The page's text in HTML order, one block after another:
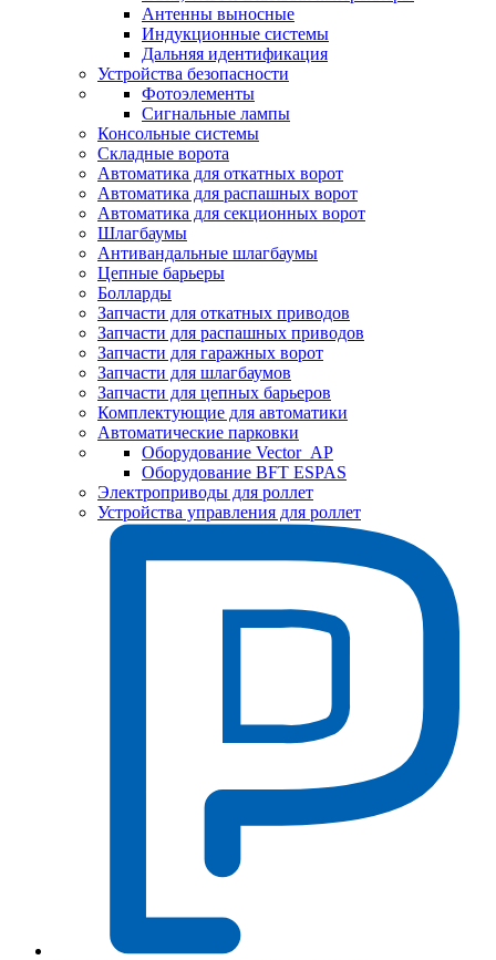
Антенны выносные
Индукционные системы
Дальняя идентификация
Устройства безопасности
Фотоэлементы
Сигнальные лампы
Консольные системы
Складные ворота
Автоматика для откатных ворот
Автоматика для распашных ворот
Автоматика для секционных ворот
Шлагбаумы
Антивандальные шлагбаумы
Цепные барьеры
Болларды
Запчасти для откатных приводов
Запчасти для распашных приводов
Запчасти для гаражных ворот
Запчасти для шлагбаумов
Запчасти для цепных барьеров
Комплектующие для автоматики
Автоматические парковки
Оборудование Vector_AP
Оборудование BFT ESPAS
Электроприводы для роллет
Устройства управления для роллет